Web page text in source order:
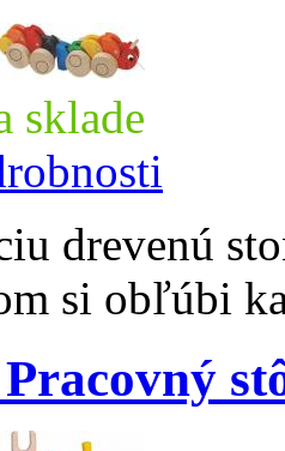
sklade
drevenú
si obľúbi